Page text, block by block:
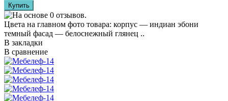
Цвета на главном фото товара: корпус — индиан эбони
темный фасад — белоснежный глянец ..
В закладки
В сравнение